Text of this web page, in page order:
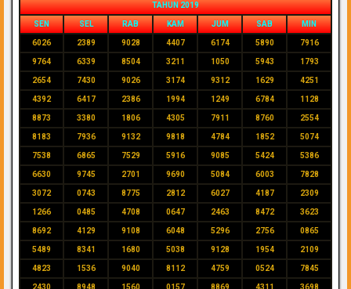
TAHUN 2019
SEN SEL RAB KAM JUM SAB MIN
6026 2389 9028 4407 6174 5890 7916
9764 6339 8504 3211 1050 5943 1793
2654 7430 9026 3174 9312 1629 4251
4392 6417 2386 1994 1249 6784 1128
8873 3380 1806 4305 7911 8760 2554
8183 7936 9132 9818 4784 1852 5074
7538 6865 7529 5916 9085 5424 5386
6630 9745 2701 9690 5084 6003 7828
3072 0743 8775 2812 6027 4187 2309
1266 0485 4708 0647 2463 8472 3623
8692 4129 9108 6048 5296 2756 0865
5489 8341 1680 5038 9128 1954 2109
4823 1536 9040 8112 4759 0524 7845
2430 8948 1560 0157 8869 4311 3698